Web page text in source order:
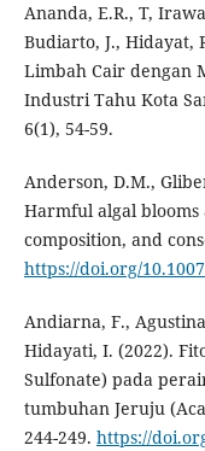
Ananda, E.R., T,
Budiarto, J., Hidayat,
Limbah Cair dengan
Industri Tahu Kota
6(1), 54-59.
Anderson, D.M.,
Harmful algal
composition, and
https://doi.org/
Andiarna, F.,
Hidayati, I. (2022).
Sulfonate) pada
tumbuhan Jeruju
244-249. https://